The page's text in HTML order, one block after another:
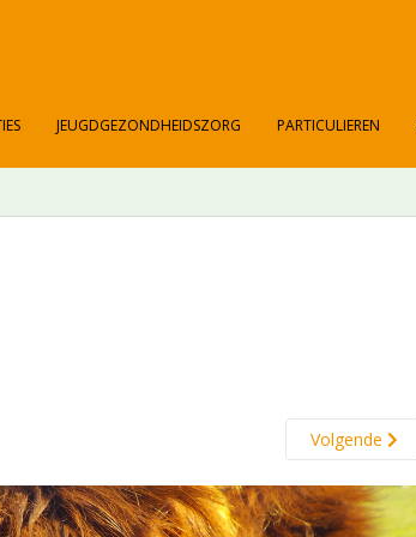
JEUGDGEZONDHEIDSZORG PARTICULIEREN
Volgende